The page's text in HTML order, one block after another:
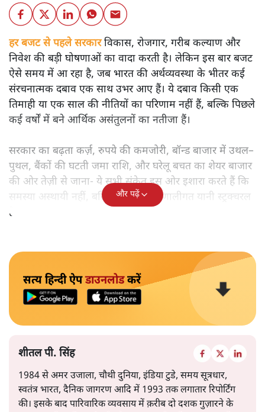
हर बजट से पहले सरकारविकास, रोजगार, गरीब कल्याण और
निवेश की बड़ी घोषणाओं का वादा करती है। लेकिन इस बार बजट
ऐसे समय में आ रहा है, जब भारत की अर्थव्यवस्था के भीतर कई
संरचनात्मक दबाव एक साथ उभर आए हैं। ये दबाव किसी एक
तिमाही या एक साल की नीतियों का परिणाम नहीं हैं, बल्कि पिछले
कई वर्षों में बने आर्थिक असंतुलनों का नतीजा हैं।
सरकार का बढ़ता कर्ज़, रुपये की कमजोरी, बॉन्ड बाजार में उथल–
पुथल, बैंकों की घटती जमा राशि, और घरेलू बचत का शेयर बाजार
की ओर तेज़ी से जाना- ये सभी संकेत इस ओर इशारा करते हैं कि
समस्या अस्थायी नहीं, बल्कि गहरी और प्रणालीगत यानी स्ट्रक्चरल
है।
और पढ़ें
सत्य हिन्दी ऐपडाउनलोडकरें
शीतल पी. सिंह
1984 से अमर उजाला, चौथी दुनिया, इंडिया टुडे, समय सूत्रधार,
स्वतंत्र भारत, दैनिक जागरण आदि में 1993 तक लगातार रिपोर्टिंग
की। इसके बाद पारिवारिक व्यवसाय में क़रीब दो दशक गुज़ारने के